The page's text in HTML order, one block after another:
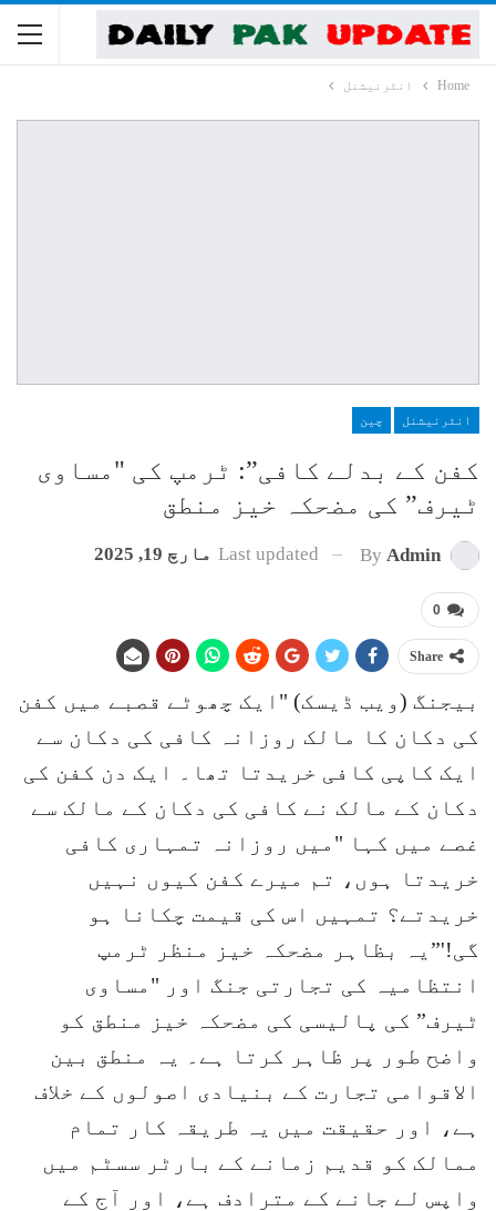
Home انٹرنیشنل
انٹرنیشنل چین
کفن کے بدلے کافی”: ٹرمپ کی "مساوی
ٹیرف” کی مضحکہ خیز منطق
By Admin
Last updated مارچ 19, 2025
0
Share
بیجنگ (ویب ڈیسک) "ایک چھوٹے قصبے میں کفن
کی دکان کا مالک روزانہ کافی کی دکان سے
ایک کاپی کافی خریدتا تھا۔ ایک دن کفن کی
دکان کے مالک نے کافی کی دکان کے مالک سے
غصے میں کہا "میں روزانہ تمہاری کافی
خریدتا ہوں، تم میرے کفن کیوں نہیں
خریدتے؟ تمہیں اس کی قیمت چکانا ہو
گی!'”یہ بظاہر مضحکہ خیز منظر ٹرمپ
انتظامیہ کی تجارتی جنگ اور "مساوی
ٹیرف” کی پالیسی کی مضحکہ خیز منطق کو
واضح طور پر ظاہر کرتا ہے۔ یہ منطق بین
الاقوامی تجارت کے بنیادی اصولوں کے خلاف
ہے، اور حقیقت میں یہ طریقہ کار تمام
ممالک کو قدیم زمانے کے بارٹر سسٹم میں
واپس لے جانے کے مترادف ہے، اور آج کے